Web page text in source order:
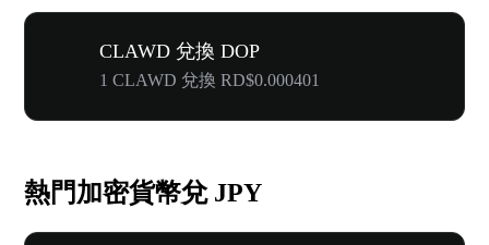
CLAWD 兌換 DOP
1 CLAWD 兌換 RD$0.000401
熱門加密貨幣兌 JPY